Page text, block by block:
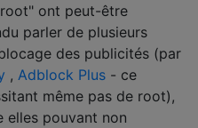
ont peut-être
parler de plusieurs
des publicités (par
, Adblock Plus - ce
même pas de root),
elles pouvant non